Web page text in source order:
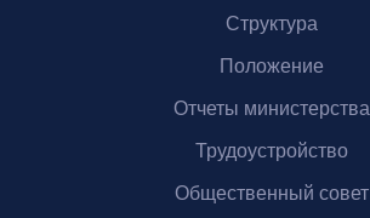
Структура
Положение
Отчеты министерства
Трудоустройство
Общественный совет